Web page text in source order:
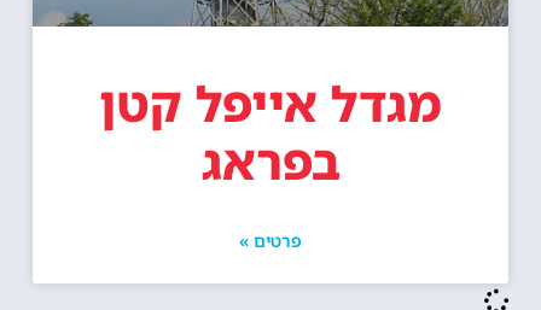
מגדל אייפל קטן
בפראג
פרטים »